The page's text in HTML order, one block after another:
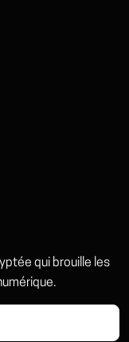
qui brouille les